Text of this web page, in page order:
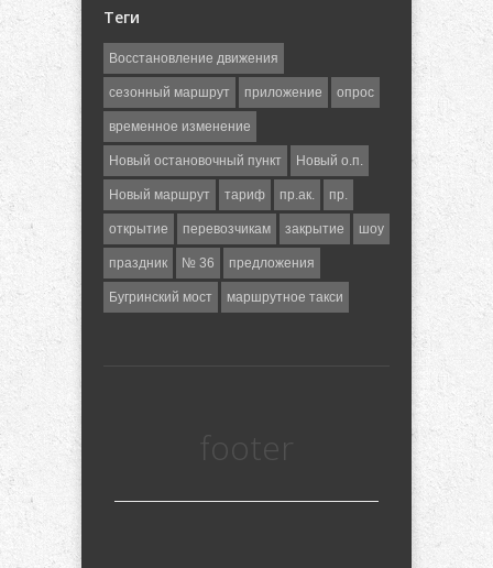
Теги
Восстановление движения
сезонный маршрут приложение опрос
временное изменение
Новый остановочный пункт Новый о.п.
Новый маршрут тариф пр.ак. пр.
открытие перевозчикам закрытие шоу
праздник № 36 предложения
Бугринский мост маршрутное такси
footer